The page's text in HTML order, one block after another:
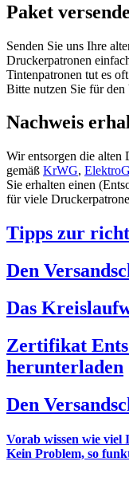
Paket
Senden Sie uns Ihre
Druckerpatronen
Tintenpatronen tut es
Bitte nutzen Sie für den
Nachweis
Wir entsorgen die alten
gemäß KrWG, ElektroG
Sie erhalten einen
für viele
Tipps zur
Den
Das
Zertifikat
herunterladen
Den
Vorab wissen wie viel
Kein Problem, so